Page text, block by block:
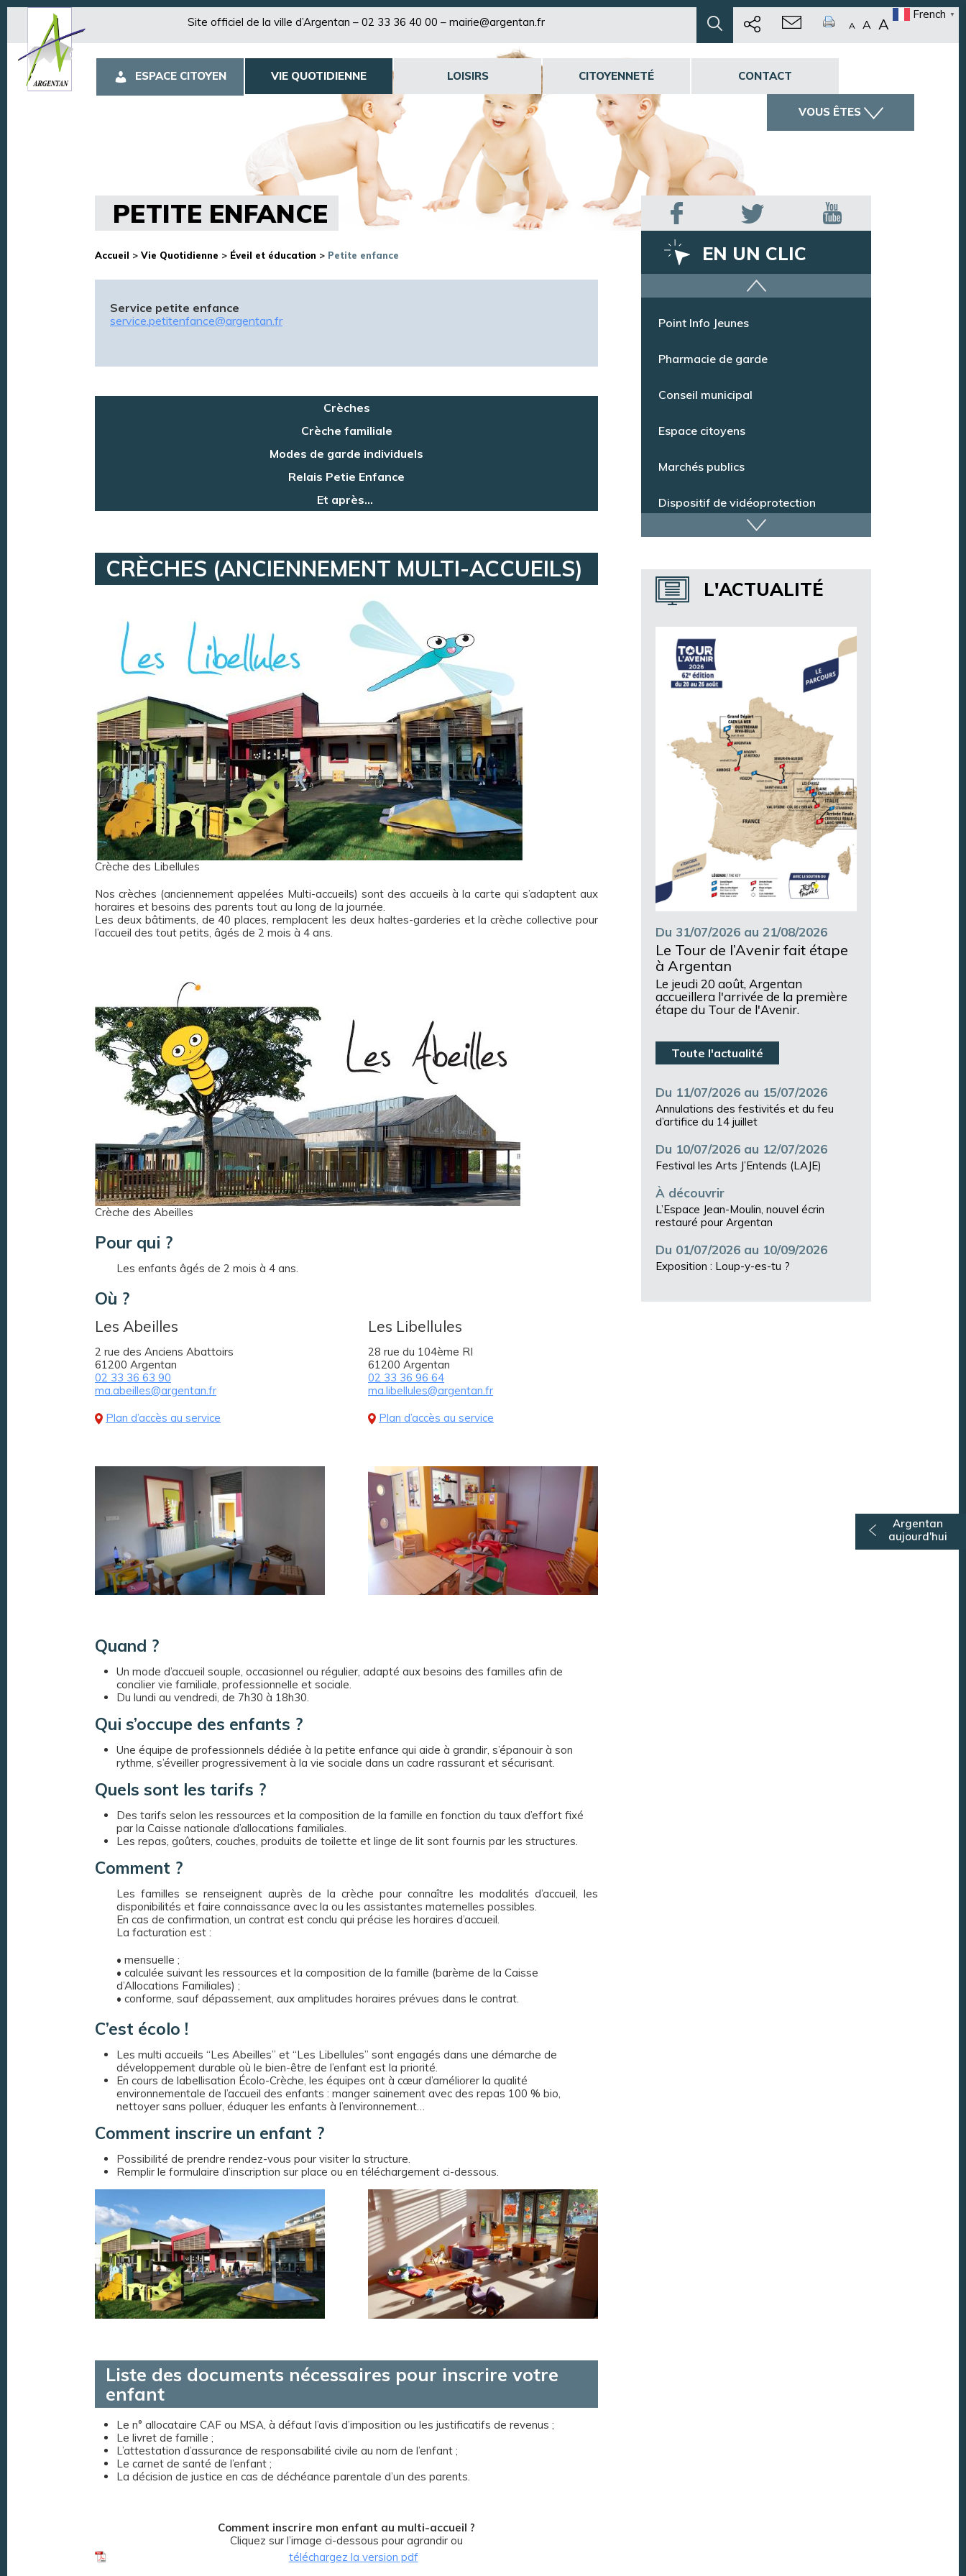
Site officiel de la ville d’Argentan – 02 33 36 40 00 – mairie@argentan.fr A A A
French ▼
ESPACE CITOYEN VIE QUOTIDIENNE LOISIRS CITOYENNETÉ CONTACT
VOUS ÊTES
Argentan
aujourd'hui
PETITE ENFANCE
Accueil > Vie Quotidienne > Éveil et éducation > Petite enfance
Service petite enfance
service.petitenfance@argentan.fr
Crèches
Crèche familiale
Modes de garde individuels
Relais Petie Enfance
Et après…
CRÈCHES (ANCIENNEMENT MULTI-ACCUEILS)
Crèche des Libellules
Nos crèches (anciennement appelées Multi-accueils) sont des accueils à la carte qui s’adaptent aux
horaires et besoins des parents tout au long de la journée.
Les deux bâtiments, de 40 places, remplacent les deux haltes-garderies et la crèche collective pour
l’accueil des tout petits, âgés de 2 mois à 4 ans.
Crèche des Abeilles
Pour qui ?
Les enfants âgés de 2 mois à 4 ans.
Où ?
Les Abeilles
2 rue des Anciens Abattoirs
61200 Argentan
02 33 36 63 90
ma.abeilles@argentan.fr
Plan d’accès au service
Les Libellules
28 rue du 104ème RI
61200 Argentan
02 33 36 96 64
ma.libellules@argentan.fr
Plan d’accès au service
Quand ?
Un mode d’accueil souple, occasionnel ou régulier, adapté aux besoins des familles afin de
concilier vie familiale, professionnelle et sociale.
Du lundi au vendredi, de 7h30 à 18h30.
Qui s’occupe des enfants ?
Une équipe de professionnels dédiée à la petite enfance qui aide à grandir, s’épanouir à son
rythme, s’éveiller progressivement à la vie sociale dans un cadre rassurant et sécurisant.
Quels sont les tarifs ?
Des tarifs selon les ressources et la composition de la famille en fonction du taux d’effort fixé
par la Caisse nationale d’allocations familiales.
Les repas, goûters, couches, produits de toilette et linge de lit sont fournis par les structures.
Comment ?
Les familles se renseignent auprès de la crèche pour connaître les modalités d’accueil, les
disponibilités et faire connaissance avec la ou les assistantes maternelles possibles.
En cas de confirmation, un contrat est conclu qui précise les horaires d’accueil.
La facturation est :
• mensuelle ;
• calculée suivant les ressources et la composition de la famille (barème de la Caisse
d’Allocations Familiales) ;
• conforme, sauf dépassement, aux amplitudes horaires prévues dans le contrat.
C’est écolo !
Les multi accueils “Les Abeilles” et “Les Libellules” sont engagés dans une démarche de
développement durable où le bien-être de l’enfant est la priorité.
En cours de labellisation Écolo-Crèche, les équipes ont à cœur d’améliorer la qualité
environnementale de l’accueil des enfants : manger sainement avec des repas 100 % bio,
nettoyer sans polluer, éduquer les enfants à l’environnement…
Comment inscrire un enfant ?
Possibilité de prendre rendez-vous pour visiter la structure.
Remplir le formulaire d’inscription sur place ou en téléchargement ci-dessous.
Liste des documents nécessaires pour inscrire votre
enfant
Le n° allocataire CAF ou MSA, à défaut l’avis d’imposition ou les justificatifs de revenus ;
Le livret de famille ;
L’attestation d’assurance de responsabilité civile au nom de l’enfant ;
Le carnet de santé de l’enfant ;
La décision de justice en cas de déchéance parentale d’un des parents.
Comment inscrire mon enfant au multi-accueil ?
Cliquez sur l’image ci-dessous pour agrandir ou
téléchargez la version pdf
EN UN CLIC
Espace citoyens
Dispositif de vidéoprotection
Annuaire des services
Annuaire des associations
Argentan Aujourd’hui
L'ACTUALITÉ
Du 31/07/2026 au 21/08/2026
Le Tour de l’Avenir fait étape
à Argentan
Le jeudi 20 août, Argentan
accueillera l'arrivée de la première
étape du Tour de l'Avenir.
Toute l'actualité
Du 11/07/2026 au 15/07/2026
Annulations des festivités et du feu
d’artifice du 14 juillet
Du 10/07/2026 au 12/07/2026
Festival les Arts J’Entends (LAJE)
À découvrir
L’Espace Jean-Moulin, nouvel écrin
restauré pour Argentan
Du 01/07/2026 au 10/09/2026
Exposition : Loup-y-es-tu ?